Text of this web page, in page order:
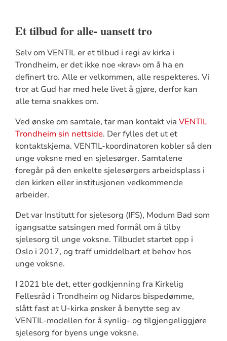
Et tilbud for alle- uansett tro
Selv om VENTIL er et tilbud i regi av kirka i
Trondheim, er det ikke noe «krav» om å ha en
definert tro. Alle er velkommen, alle respekteres. Vi
tror at Gud har med hele livet å gjøre, derfor kan
alle tema snakkes om.
Ved ønske om samtale, tar man kontakt via VENTIL
Trondheim sin nettside. Der fylles det ut et
kontaktskjema. VENTIL-koordinatoren kobler så den
unge voksne med en sjelesørger. Samtalene
foregår på den enkelte sjelesørgers arbeidsplass i
den kirken eller institusjonen vedkommende
arbeider.
Det var Institutt for sjelesorg (IFS), Modum Bad som
igangsatte satsingen med formål om å tilby
sjelesorg til unge voksne. Tilbudet startet opp i
Oslo i 2017, og traff umiddelbart et behov hos
unge voksne.
I 2021 ble det, etter godkjenning fra Kirkelig
Fellesråd i Trondheim og Nidaros bispedømme,
slått fast at U-kirka ønsker å benytte seg av
VENTIL-modellen for å synlig- og tilgjengeliggjøre
sjelesorg for byens unge voksne.